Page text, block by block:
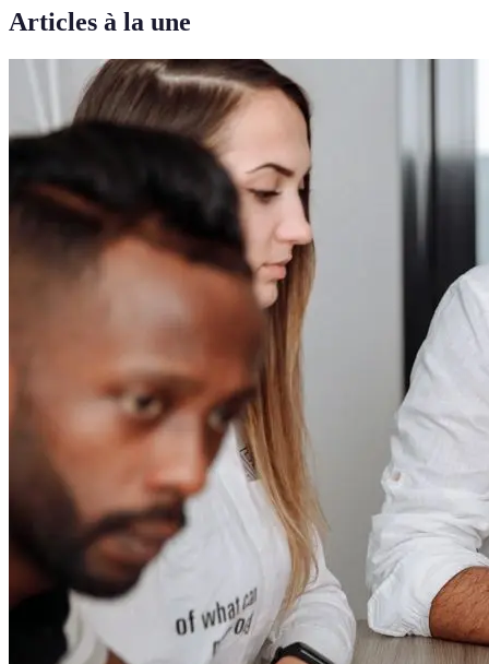
Articles à la une